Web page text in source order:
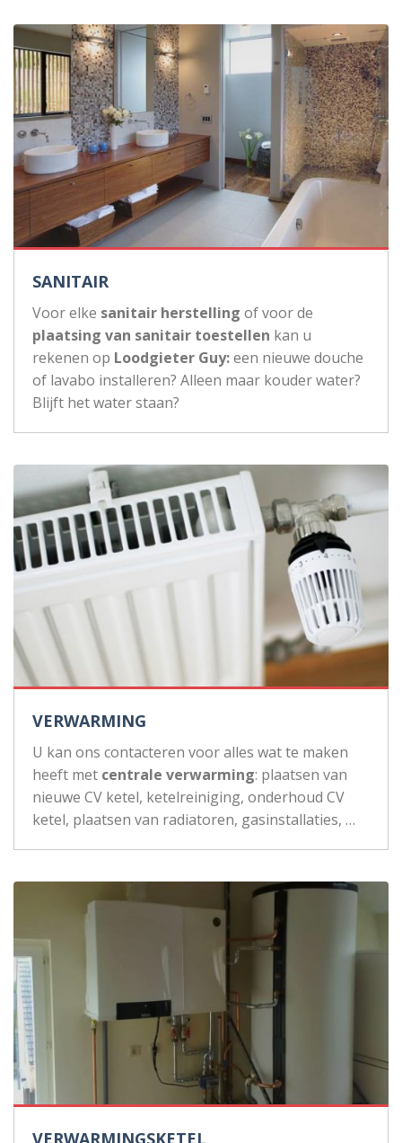
SANITAIR
Voor elke sanitair herstelling of voor de
plaatsing van sanitair toestellen kan u
rekenen op Loodgieter Guy:een nieuwe douche
of lavabo installeren? Alleen maar kouder water?
Blijft het water staan?
VERWARMING
U kan ons contacteren voor alles wat te maken
heeft met centrale verwarming: plaatsen van
nieuwe CV ketel, ketelreiniging, onderhoud CV
ketel, plaatsen van radiatoren, gasinstallaties, …
VERWARMINGSKETEL